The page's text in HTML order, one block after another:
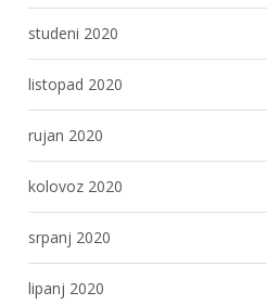
studeni 2020
listopad 2020
rujan 2020
kolovoz 2020
srpanj 2020
lipanj 2020